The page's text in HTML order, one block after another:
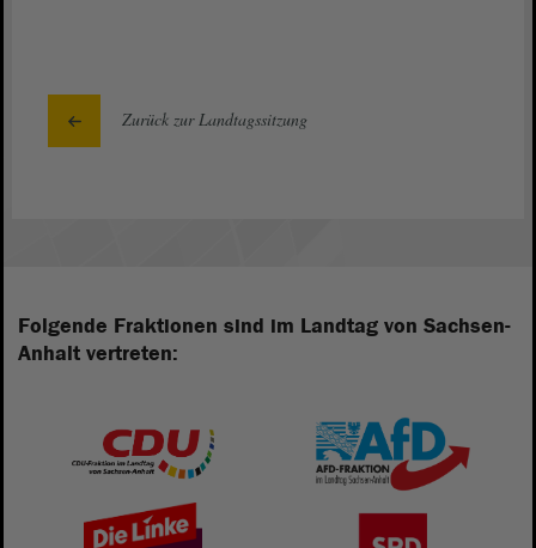
Zurück zur Landtagssitzung
Folgende Fraktionen sind im Landtag von Sachsen-
Anhalt vertreten: